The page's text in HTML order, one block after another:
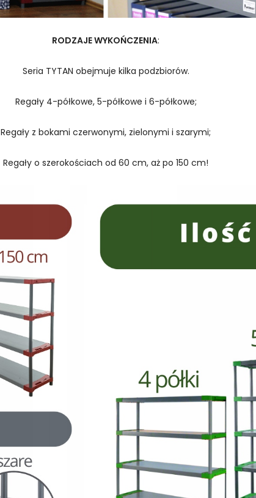
RODZAJE WYKOŃCZENIA:
Seria TYTAN obejmuje kilka podzbiorów.
Regały 4-półkowe, 5-półkowe i 6-półkowe;
Regały z bokami czerwonymi, zielonymi i szarymi;
Regały o szerokościach od 60 cm, aż po 150 cm!